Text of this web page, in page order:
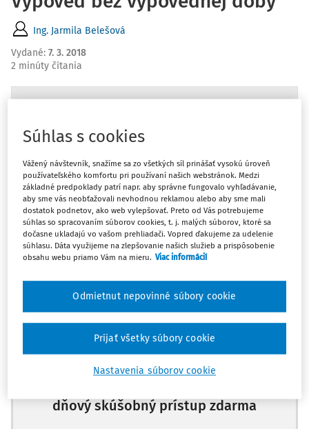
Ing. Jarmila Belešová
Vydané: 7. 3. 2018
2 minúty čítania
zamestnávateľovi v takomto prípade?
Odpoveď:
Podľa § 67Zákonníka práce
zamestnanec môže dať
zamestnávateľovi výpoveď z akéhokoľv
Máte predplatné? Prihláste sa
dňový skúšobný prístup zdarma
Súhlas s cookies
Vážený návštevník, snažíme sa zo všetkých síl prinášať vysokú úroveň
používateľského komfortu pri používaní našich webstránok. Medzi
základné predpoklady patrí napr. aby správne fungovalo vyhľadávanie,
aby sme vás neobťažovali nevhodnou reklamou alebo aby sme mali
dostatok podnetov, ako web vylepšovať. Preto od Vás potrebujeme
súhlas so spracovaním súborov cookies, t. j. malých súborov, ktoré sa
dočasne ukladajú vo vašom prehliadači. Vopred ďakujeme za udelenie
súhlasu. Dáta využijeme na zlepšovanie našich služieb a prispôsobenie
obsahu webu priamo Vám na mieru. Viac informácií
Nastavenia súborov cookie
Odmietnut nepovinné súbory cookie
Prijať všetky súbory cookie